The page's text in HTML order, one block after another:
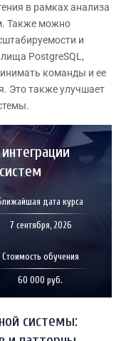
в рамках анализа
Также можно
и
PostgreSQL,
команды и ее
Это также улучшает
дата курса
7 сентября, 2026
Стоимость обучения
60 000 руб.
системы: